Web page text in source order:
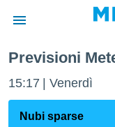
di
Previsioni
15:17 Venerdì
Nubi sparse